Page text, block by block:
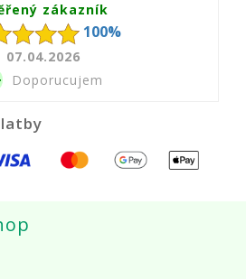
zákazník
100%
07.04.2026
Doporucujem